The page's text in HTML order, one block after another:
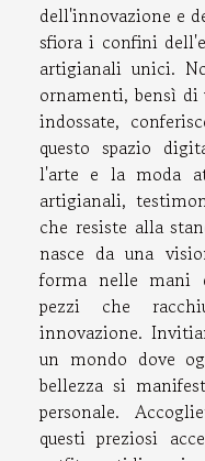
dell'innovazione e
sfiora i confini
artigianali unici.
ornamenti, bensì di
indossate,
questo spazio
l'arte e la moda
artigianali,
che resiste alla
nasce da una
forma nelle mani
pezzi che
innovazione.
un mondo dove
bellezza si
personale.
questi preziosi